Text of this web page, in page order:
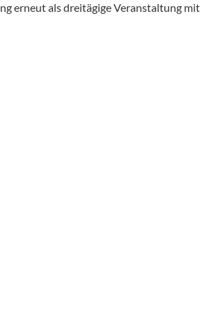
erneut als dreitägige Veranstaltung mit